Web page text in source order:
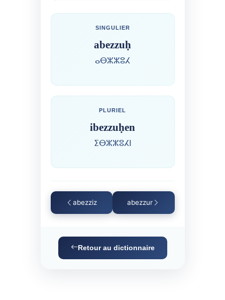
SINGULIER
abezzuḥ
ⴰⴱⵣⵣⵓⵃ
PLURIEL
ibezzuḥen
ⵉⴱⵣⵣⵓⵃⵏ
abezziz abezzur
Retour au dictionnaire